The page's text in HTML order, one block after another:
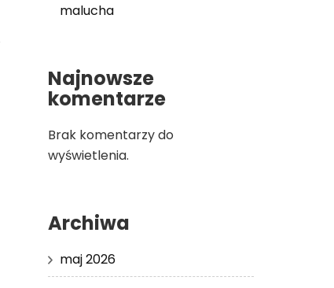
malucha
Najnowsze
komentarze
Brak komentarzy do
wyświetlenia.
Archiwa
maj 2026